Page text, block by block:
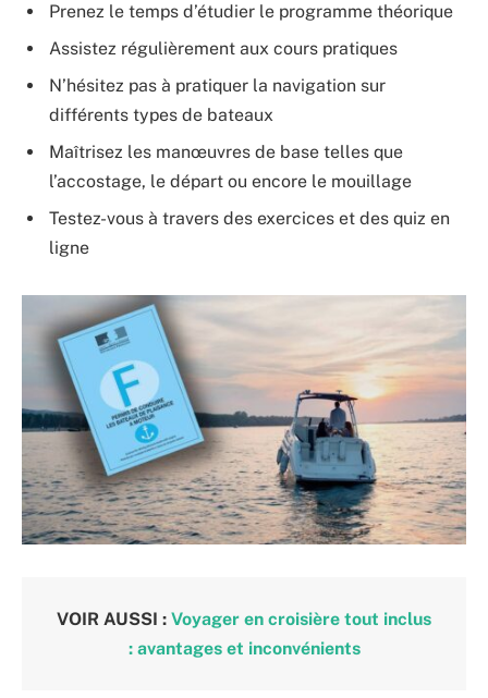
Prenez le temps d’étudier le programme théorique
Assistez régulièrement aux cours pratiques
N’hésitez pas à pratiquer la navigation sur
différents types de bateaux
Maîtrisez les manœuvres de base telles que
l’accostage, le départ ou encore le mouillage
Testez-vous à travers des exercices et des quiz en
ligne
VOIR AUSSI : Voyager en croisière tout inclus
: avantages et inconvénients